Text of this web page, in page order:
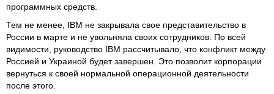
программных средств.
Тем не менее, IBM не закрывала свое представительство в
России в марте и не увольняла своих сотрудников. По всей
видимости, руководство IBM рассчитывало, что конфликт между
Россией и Украиной будет завершен. Это позволит корпорации
вернуться к своей нормальной операционной деятельности
после этого.